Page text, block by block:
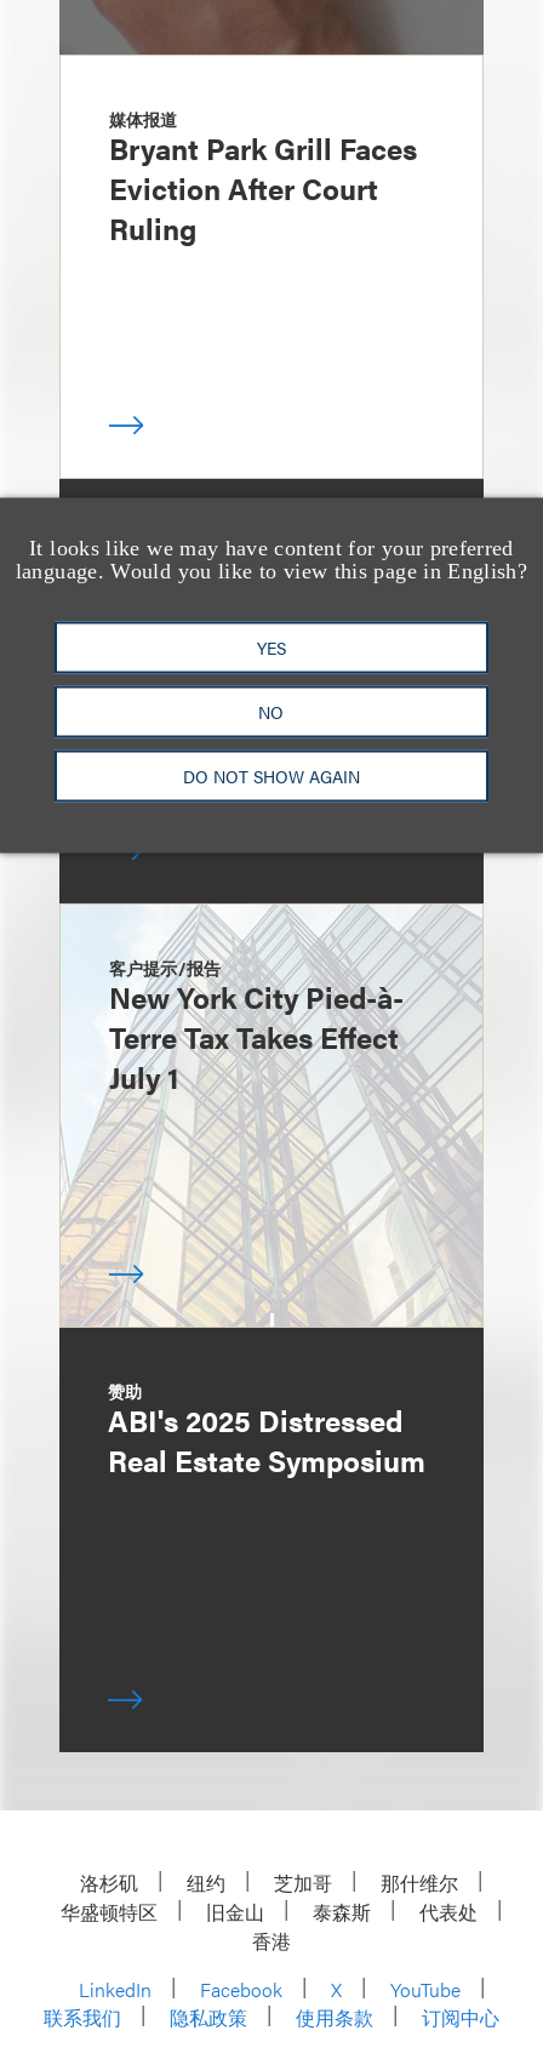
It looks like we may have content for your preferred
language. Would you like to view this page in English?
YES
NO
DO NOT SHOW AGAIN
媒体报道
Bryant Park Grill Faces
Eviction After Court
Ruling
消息/新闻稿
Loeb & Loeb Adds
Leading Real Estate
Finance Partner Ryan
McCaffrey
客户提示/报告
New York City Pied-à-
Terre Tax Takes Effect
July 1
赞助
ABI's 2025 Distressed
Real Estate Symposium
洛杉矶 纽约 芝加哥
那什维尔
华盛顿特区
旧金山 泰森斯
代表处
香港
LinkedIn
Facebook X
YouTube
联系我们
隐私政策 使用条款 订阅中心